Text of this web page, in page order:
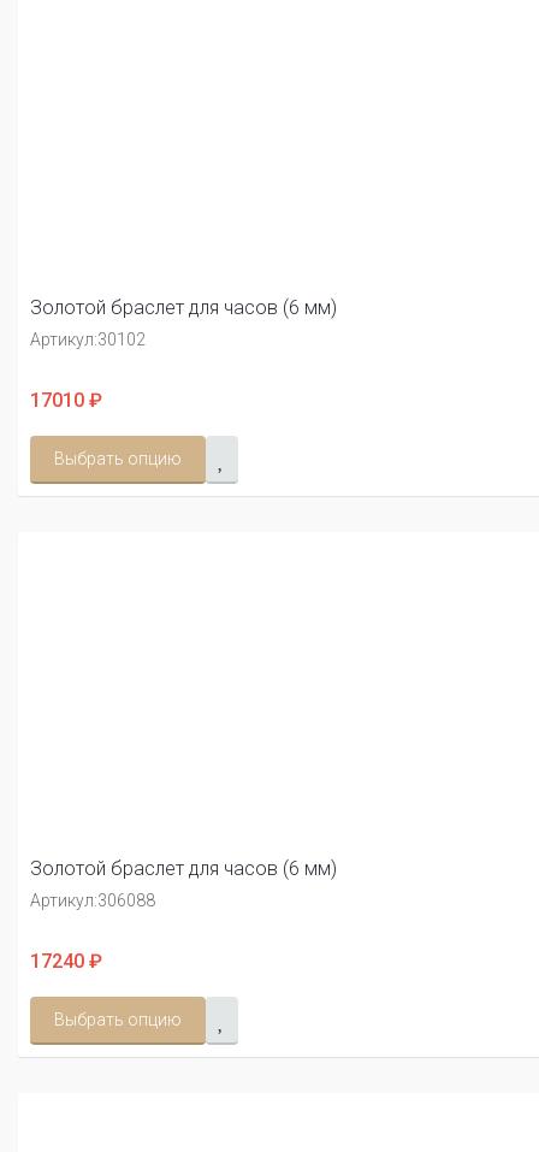
Золотой браслет для часов (6 мм)
Артикул:30102
17010 ₽
Выбрать опцию
Золотой браслет для часов (6 мм)
Артикул:306088
17240 ₽
Выбрать опцию